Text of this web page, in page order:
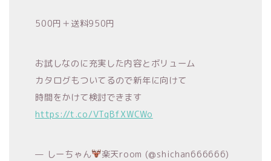
500円＋送料950円
お試しなのに充実した内容とボリューム
カタログもついてるので新年に向けて
時間をかけて検討できます
https://t.co/VTqBfXWCWo
— しーちゃん
楽天room (@shichan666666)